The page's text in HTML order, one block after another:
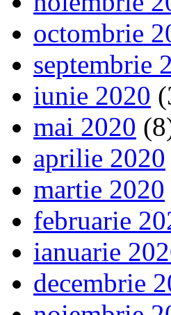
octombrie
septembrie
iunie 2020
mai 2020
aprilie 2020
martie 2020
februarie
ianuarie
decembrie